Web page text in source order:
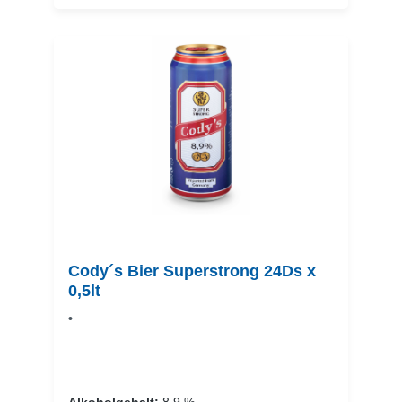
Cody´s Bier Superstrong 24Ds x
0,5lt
•